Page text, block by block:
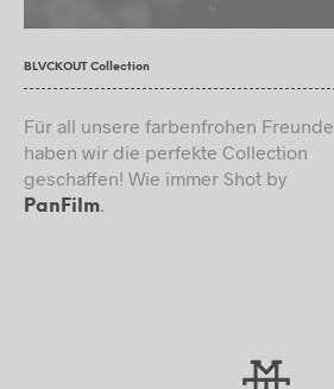
BLVCKOUT Collection
Für all unsere farbenfrohen Freunde
haben wir die perfekte Collection
geschaffen! Wie immer Shot by
PanFilm.